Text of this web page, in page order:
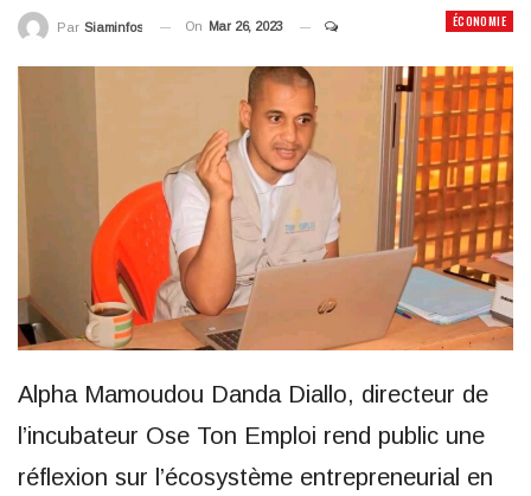
ÉCONOMIE
Par Siaminfos On Mar 26, 2023
Alpha Mamoudou Danda Diallo, directeur de
l’incubateur Ose Ton Emploi rend public une
réflexion sur l’écosystème entrepreneurial en